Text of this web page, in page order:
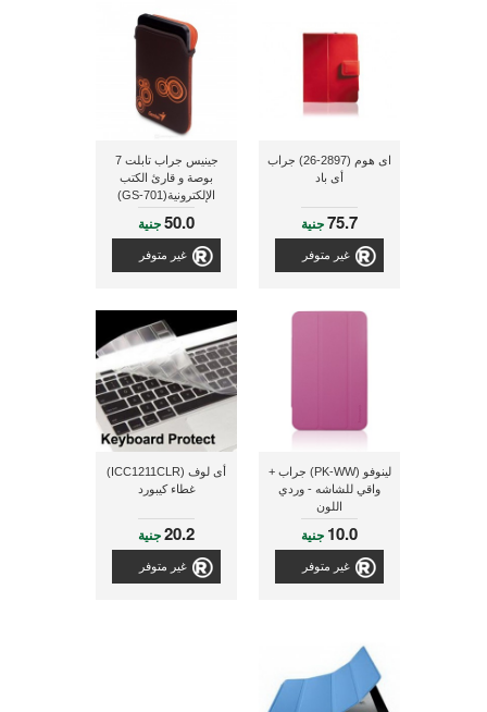
اى هوم (2897-26) جراب
أى باد
75.7جنية
غير متوفر
جينيس جراب تابلت 7
بوصة و قارئ الكتب
الإلكترونية(GS-701)
50.0جنية
غير متوفر
لينوفو (PK-WW) جراب +
واقي للشاشه - وردي
اللون
10.0 جنية
غير متوفر
أى لوف (ICC1211CLR)
غطاء كيبورد
20.2جنية
غير متوفر